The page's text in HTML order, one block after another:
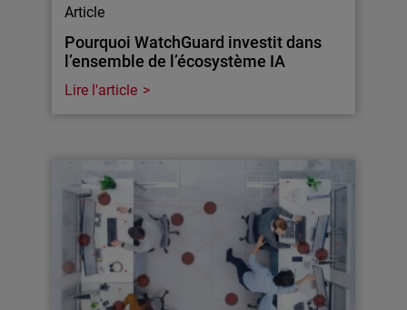
Article
Pourquoi WatchGuard investit dans
l’ensemble de l’écosystème IA
Lire l'article